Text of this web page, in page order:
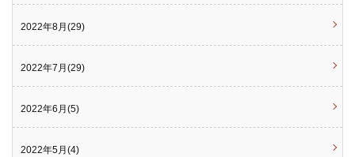
2022年8月(29)
2022年7月(29)
2022年6月(5)
2022年5月(4)